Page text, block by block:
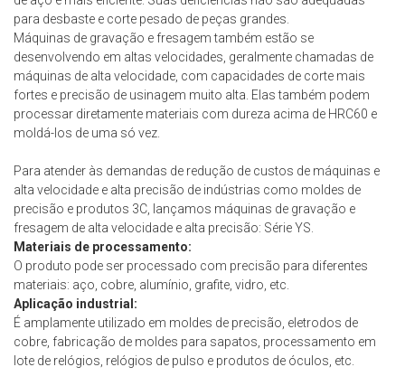
para desbaste e corte pesado de peças grandes.
Máquinas de gravação e fresagem também estão se
desenvolvendo em altas velocidades, geralmente chamadas de
máquinas de alta velocidade, com capacidades de corte mais
fortes e precisão de usinagem muito alta. Elas também podem
processar diretamente materiais com dureza acima de HRC60 e
moldá-los de uma só vez.
Para atender às demandas de redução de custos de máquinas e
alta velocidade e alta precisão de indústrias como moldes de
precisão e produtos 3C, lançamos máquinas de gravação e
fresagem de alta velocidade e alta precisão: Série YS.
Materiais de processamento:
O produto pode ser processado com precisão para diferentes
materiais: aço, cobre, alumínio, grafite, vidro, etc.
Aplicação industrial:
É amplamente utilizado em moldes de precisão, eletrodos de
cobre, fabricação de moldes para sapatos, processamento em
lote de relógios, relógios de pulso e produtos de óculos, etc.